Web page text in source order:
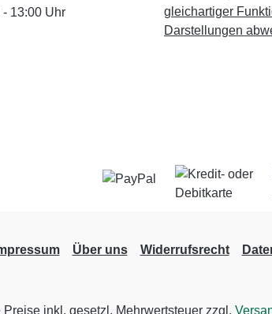
- 13:00 Uhr
gleichartiger
Darstellungen
Über uns Widerrufsrecht
Preise inkl. gesetzl. Mehrwertsteuer zzgl.